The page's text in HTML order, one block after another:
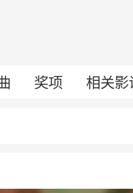
奖项 相关影